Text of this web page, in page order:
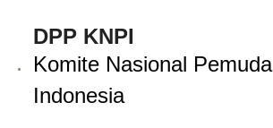
kontenDPP KNPI
Komite Nasional Pemuda
Indonesia